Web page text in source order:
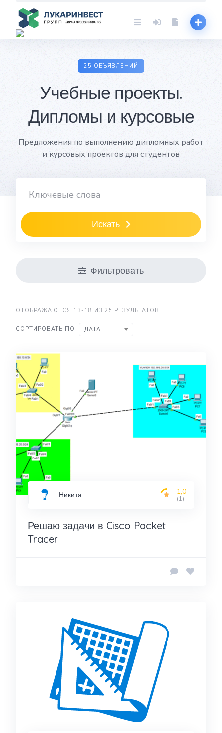
content
25 ОБЪЯВЛЕНИЙ
Учебные проекты.
Дипломы и курсовые
Предложения по выполнению дипломных работ
и курсовых проектов для студентов
Искать
Фильтровать
ОТОБРАЖАЮТСЯ 13-18 ИЗ 25 РЕЗУЛЬТАТОВ
СОРТИРОВАТЬ ПО ДАТА
Никита 1,0
(1)
Решаю задачи в Cisco Packet
Tracer